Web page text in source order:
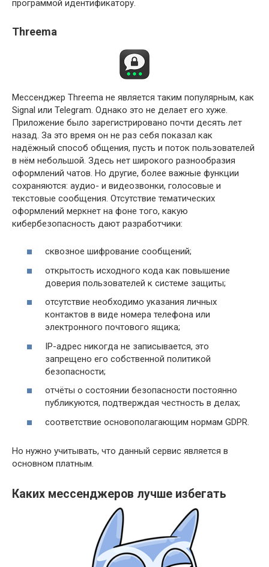
программой идентификатору.
Threema
Мессенджер Threema не является таким популярным, как
Signal или Telegram. Однако это не делает его хуже.
Приложение было зарегистрировано почти десять лет
назад. За это время он не раз себя показал как
надёжный способ общения, пусть и поток пользователей
в нём небольшой. Здесь нет широкого разнообразия
оформлений чатов. Но другие, более важные функции
сохраняются: аудио- и видеозвонки, голосовые и
текстовые сообщения. Отсутствие тематических
оформлений меркнет на фоне того, какую
кибербезопасность дают разработчики:
сквозное шифрование сообщений;
открытость исходного кода как повышение
доверия пользователей к системе защиты;
отсутствие необходимо указания личных
контактов в виде номера телефона или
электронного почтового ящика;
IP-адрес никогда не записывается, это
запрещено его собственной политикой
безопасности;
отчёты о состоянии безопасности постоянно
публикуются, подтверждая честность в делах;
соответствие основополагающим нормам GDPR.
Но нужно учитывать, что данный сервис является в
основном платным.
Каких мессенджеров лучше избегать